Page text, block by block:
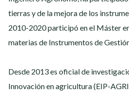
tierras y de la mejora de los
2010-2020 participó en el Máster
materias de Instrumentos de
Desde 2013 es oficial de
Innovación en agricultura (EIP-